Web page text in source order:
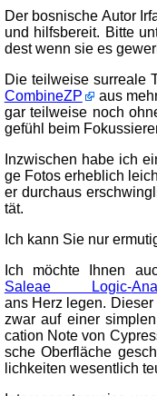
Der bos­ni­sche Au­tor
und hilfs­be­reit. Bitte
dest wenn sie es
Die teil­wei­se sur­re­a­le
CombineZP
aus
gar teil­wei­se noch
ge­fühl beim
In­zwi­schen ha­be ich
ge Fo­tos er­heb­lich
er durch­aus
tät.
Ich kann Sie nur
Ich möch­te Ihnen
Saleae Logic-
ans Herz le­gen. Die­ser
zwar auf ei­ner
ca­ti­on No­te von
sche Ober­flä­che
lich­kei­ten we­sent­lich